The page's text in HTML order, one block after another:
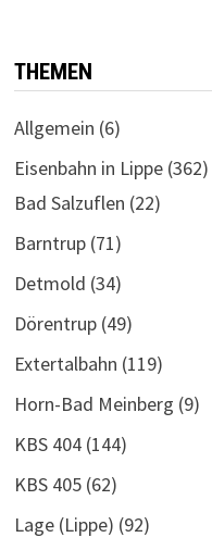
THEMEN
Allgemein (6)
Eisenbahn in Lippe(362)
Bad Salzuflen (22)
Barntrup(71)
Detmold (34)
Dörentrup(49)
Extertalbahn (119)
Horn-Bad Meinberg (9)
KBS 404(144)
KBS 405(62)
Lage (Lippe) (92)